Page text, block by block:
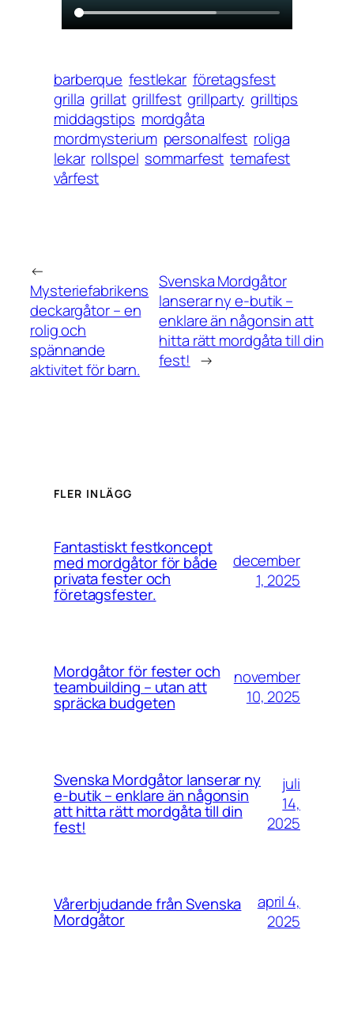
barberque festlekar företagsfest
grilla grillat grillfest grillparty grilltips
middagstips mordgåta
mordmysterium personalfest roliga
lekar rollspel sommarfest temafest
vårfest
←
Mysteriefabrikens
deckargåtor – en
rolig och
spännande
aktivitet för barn.
Svenska Mordgåtor
lanserar ny e-butik –
enklare än någonsin att
hitta rätt mordgåta till din
fest! →
FLER INLÄGG
Fantastiskt festkoncept
med mordgåtor för både
privata fester och
företagsfester.
december
1, 2025
Mordgåtor för fester och
teambuilding – utan att
spräcka budgeten
november
10, 2025
Svenska Mordgåtor lanserar ny
e-butik – enklare än någonsin
att hitta rätt mordgåta till din
fest!
juli
14,
2025
Vårerbjudande från Svenska
Mordgåtor
april 4,
2025